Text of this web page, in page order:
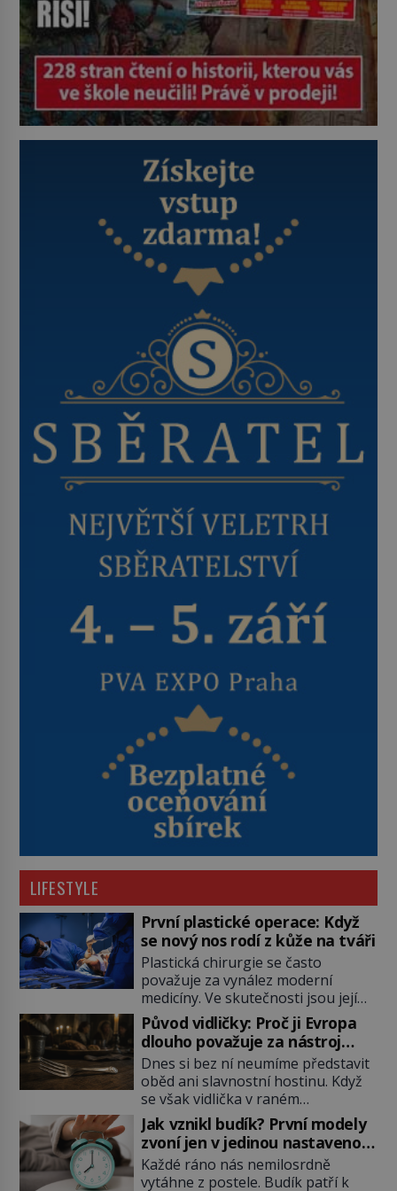
LIFESTYLE
První plastické operace: Když
se nový nos rodí z kůže na tváři
Plastická chirurgie se často
považuje za vynález moderní
medicíny. Ve skutečnosti jsou její
kořeny staré více než dva a půl
tisíce let. V dobách, kdy ještě
neexistují antibiotika ani anestezie,
se odvážní lékaři pokoušejí vracet
lidem tváře znetvořené válkou,
tresty nebo nehodami. Jejich
metody jsou překvapivě
promyšlené a některé principy
používají chirurgové dodnes. Úplně
první […]
Původ vidličky: Proč ji Evropa
dlouho považuje za nástroj
samotného satana?
Dnes si bez ní neumíme představit
oběd ani slavnostní hostinu. Když
se však vidlička v raném
středověku objevuje na evropských
stolech, vzbuzuje pohoršení,
posměch i strach. Mnozí duchovní ji
označují za projev pýchy a
zbytečného přepychu, někteří
Jak vznikl budík? První modely
zvoní jen v jedinou nastavenou
hodinu
Každé ráno nás nemilosrdně
vytáhne z postele. Budík patří k